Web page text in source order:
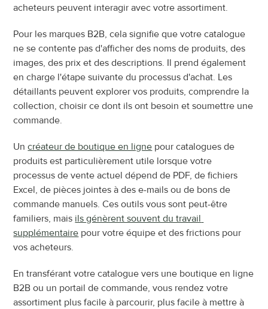
acheteurs peuvent interagir avec votre assortiment.
Pour les marques B2B, cela signifie que votre catalogue
ne se contente pas d'afficher des noms de produits, des
images, des prix et des descriptions. Il prend également
en charge l'étape suivante du processus d'achat. Les
détaillants peuvent explorer vos produits, comprendre la
collection, choisir ce dont ils ont besoin et soumettre une
commande.
Un créateur de boutique en ligne pour catalogues de
produits est particulièrement utile lorsque votre
processus de vente actuel dépend de PDF, de fichiers
Excel, de pièces jointes à des e-mails ou de bons de
commande manuels. Ces outils vous sont peut-être
familiers, mais ils génèrent souvent du travail
supplémentaire pour votre équipe et des frictions pour
vos acheteurs.
En transférant votre catalogue vers une boutique en ligne
B2B ou un portail de commande, vous rendez votre
assortiment plus facile à parcourir, plus facile à mettre à